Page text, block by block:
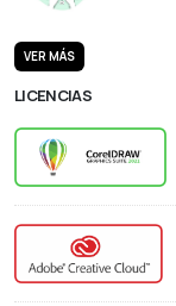
VER MÁS
LICENCIAS